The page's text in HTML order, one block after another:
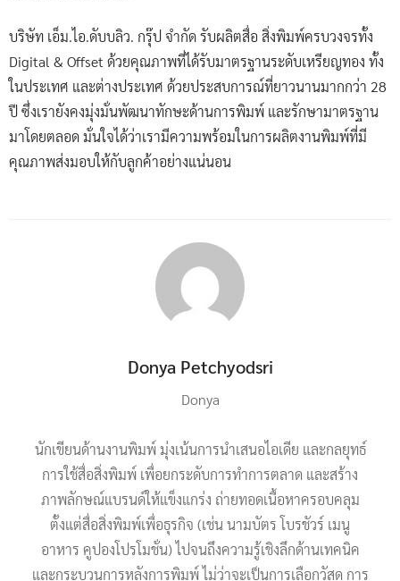
บริษัท เอ็ม.ไอ.ดับบลิว. กรุ๊ป จำกัด รับผลิตสื่อ สิ่งพิมพ์ครบวงจรทั้ง
Digital & Offset ด้วยคุณภาพที่ได้รับมาตรฐานระดับเหรียญทอง ทั้ง
ในประเทศ และต่างประเทศ ด้วยประสบการณ์ที่ยาวนานมากกว่า 28
ปี ซึ่งเรายังคงมุ่งมั่นพัฒนาทักษะด้านการพิมพ์ และรักษามาตรฐาน
มาโดยตลอด มั่นใจได้ว่าเรามีความพร้อมในการผลิตงานพิมพ์ที่มี
คุณภาพส่งมอบให้กับลูกค้าอย่างแน่นอน
Donya Petchyodsri
Donya
นักเขียนด้านงานพิมพ์ มุ่งเน้นการนำเสนอไอเดีย และกลยุทธ์
การใช้สื่อสิ่งพิมพ์ เพื่อยกระดับการทำการตลาด และสร้าง
ภาพลักษณ์แบรนด์ให้แข็งแกร่ง ถ่ายทอดเนื้อหาครอบคลุม
ตั้งแต่สื่อสิ่งพิมพ์เพื่อธุรกิจ (เช่น นามบัตร โบรชัวร์ เมนู
อาหาร คูปองโปรโมชั่น) ไปจนถึงความรู้เชิงลึกด้านเทคนิค
และกระบวนการหลังการพิมพ์ ไม่ว่าจะเป็นการเลือกวัสดุ การ